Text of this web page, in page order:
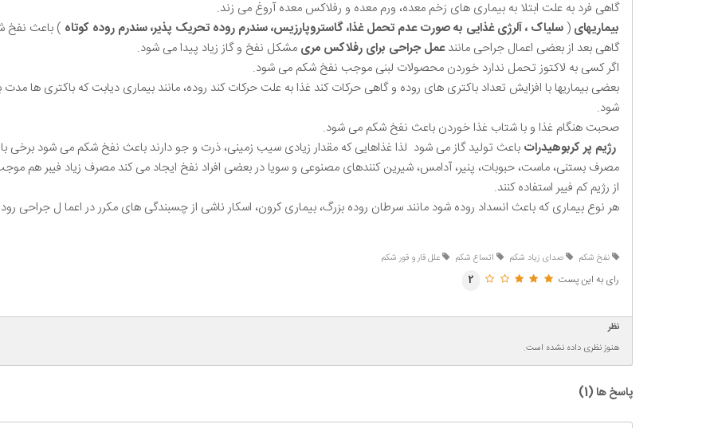
گاهی فرد به علت ابتلا به بیماری های زخم معده، ورم معده و رفلاکس معده آروغ می زند.
بیماریهای ( سلیاک ، آلرژی غذایی به صورت عدم تحمل غذا، گاستروپارزیس، سندرم روده تحریک پذیر، سندرم روده کوتاه ) باعث نفخ
گاهی بعد از بعضی اعمال جراحی مانندعمل جراحی برای رفلاکس مری مشکل نفخ و گاز زیاد پیدا می شود.
اگر کسی به لاکتوز تحمل ندارد خوردن محصولات لبنی موجب نفخ شکم می شود.
بعضی بیماریها با افزایش تعداد باکتری های روده و گاهی حرکات کند غذا به علت حرکات کند روده، مانند بیماری دیابت که باکتری ها
شود.
صحبت هنگام غذا و با شتاب غذا خوردن باعث نفخ شکم می شود.
رژیم پر کربوهیدرات باعث تولید گاز می شود لذا غذاهایی که مقدار زیادی سیب زمینی، ذرت و جو دارند باعث نفخ شکم می شود
مصرف بستنی، ماست، حبوبات، پنیر، آدامس، شیرین کنندهای مصنوعی و سویا در بعضی افراد نفخ ایجاد می کند مصرف زیاد فیبر هم
از رژیم کم فیبر استفاده کنند.
هر نوع بیماری که باعث انسداد روده شود مانند سرطان روده بزرگ، بیماری کرون، اسکار ناشی از چسبندگی های مکرر در اعما ل جراحی
نفخ شکم صدای زیاد شکم اتساع شکم علل قار و قور شکم
رای به این پست 2
نظر
هنوز نظری داده نشده است.
پاسخ ها (1
)